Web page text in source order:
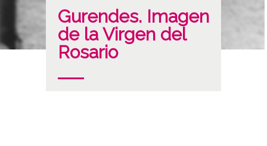
Gurendes. Imagen
de la Virgen del
Rosario